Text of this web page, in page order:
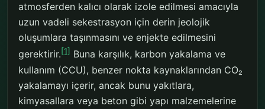
atmosferden kalıcı olarak izole edilmesi amacıyla
uzun vadeli sekestrasyon için derin jeolojik
oluşumlara taşınmasını ve enjekte edilmesini
gerektirir.[1] Buna karşılık, karbon yakalama ve
kullanım (CCU), benzer nokta kaynaklarından CO₂
yakalamayı içerir, ancak bunu yakıtlara,
kimyasallara veya beton gibi yapı malzemelerine